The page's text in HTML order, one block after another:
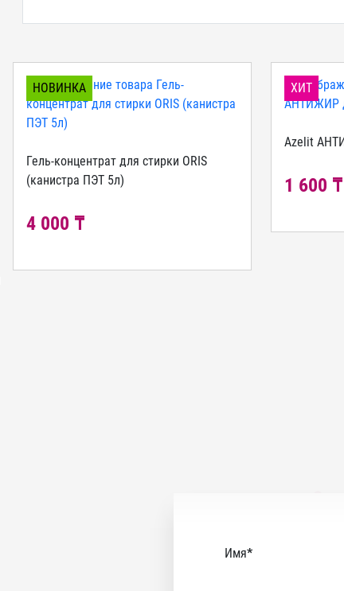
НОВИНКА
Гель-концентрат для стирки ORIS
(канистра ПЭТ 5л)
4 000 ₸
ХИТ
Azelit
1 600 ₸
Имя*